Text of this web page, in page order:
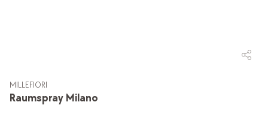
Raumspray Milano
MILLEFIORI